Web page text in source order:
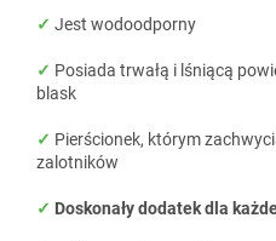
✓ Jest wodoodporny
✓ Posiada trwałą i lśniącą
blask
✓ Pierścionek, którym
zalotników
✓ Doskonały dodatek dla